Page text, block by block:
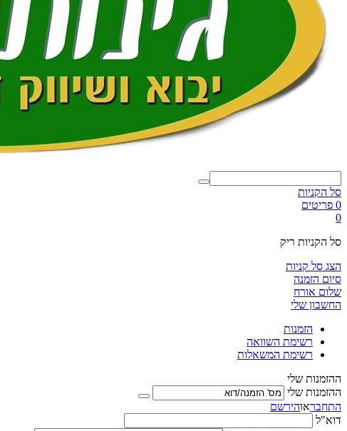
סל הקניות
0 פריטים
0
סל הקניות ריק
הצג סל קניות
סיום הזמנה
שלום אורח
החשבון שלי
הזמנות
רשימת השוואה
רשימת המשאלות
ההזמנות שלי
ההזמנות שלי
התחבראוהירשם
דוא"ל